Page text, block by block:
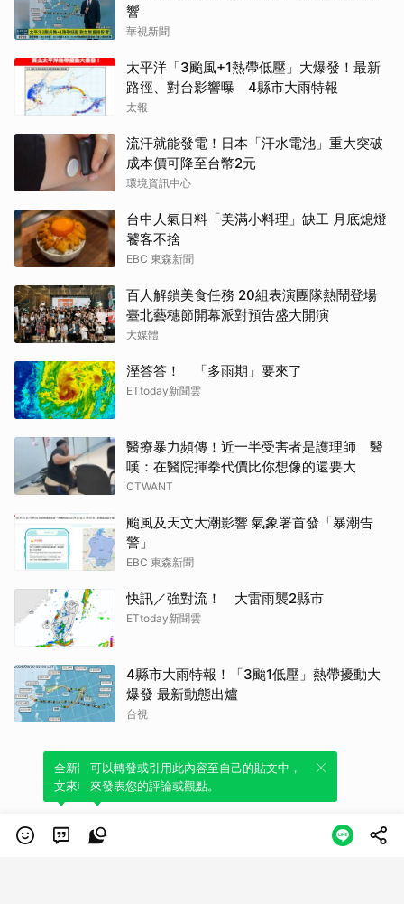
響
華視新聞
太平洋「3颱風+1熱帶低壓」大爆發！最新
路徑、對台影響曝 4縣市大雨特報
太報
流汗就能發電！日本「汗水電池」重大突破
成本價可降至台幣2元
環境資訊中心
台中人氣日料「美滿小料理」缺工 月底熄燈
饕客不捨
EBC 東森新聞
百人解鎖美食任務 20組表演團隊熱鬧登場
臺北藝穗節開幕派對預告盛大開演
大媒體
溼答答！ 「多雨期」要來了
ETtoday新聞雲
醫療暴力頻傳！近一半受害者是護理師 醫
嘆：在醫院揮拳代價比你想像的還要大
CTWANT
颱風及天文大潮影響 氣象署首發「暴潮告
警」
EBC 東森新聞
快訊／強對流！ 大雷雨襲2縣市
ETtoday新聞雲
4縣市大雨特報！「3颱1低壓」熱帶擾動大
爆發 最新動態出爐
台視
全新體驗！一鍵引用此內容，透過發布貼
文來輕鬆表達個人立場。
可以轉發或引用此內容至自己的貼文中，
來發表您的評論或觀點。